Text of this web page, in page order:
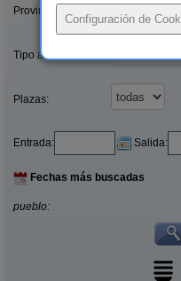
Provincias/Islas:
Tipo alquiler:
Plazas:
Entrada: Salida:
Fechas más buscadas
pueblo: